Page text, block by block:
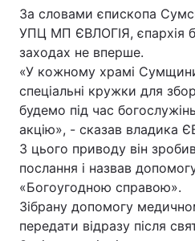
За словами єпископа
УПЦ МП ЄВЛОГІЯ, єпархія
заходах не вперше.
«У кожному храмі
спеціальні кружки для
будемо під час
акцію», - сказав владика
З цього приводу він
послання і назвав
«Богоугодною справою».
Зібрану допомогу
передати відразу після